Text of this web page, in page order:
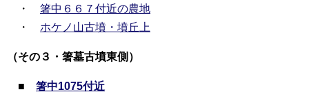
・ 箸中６６７付近の農地
・ ホケノ山古墳・墳丘上
（その３・箸墓古墳東側）
■ 箸中1075付近